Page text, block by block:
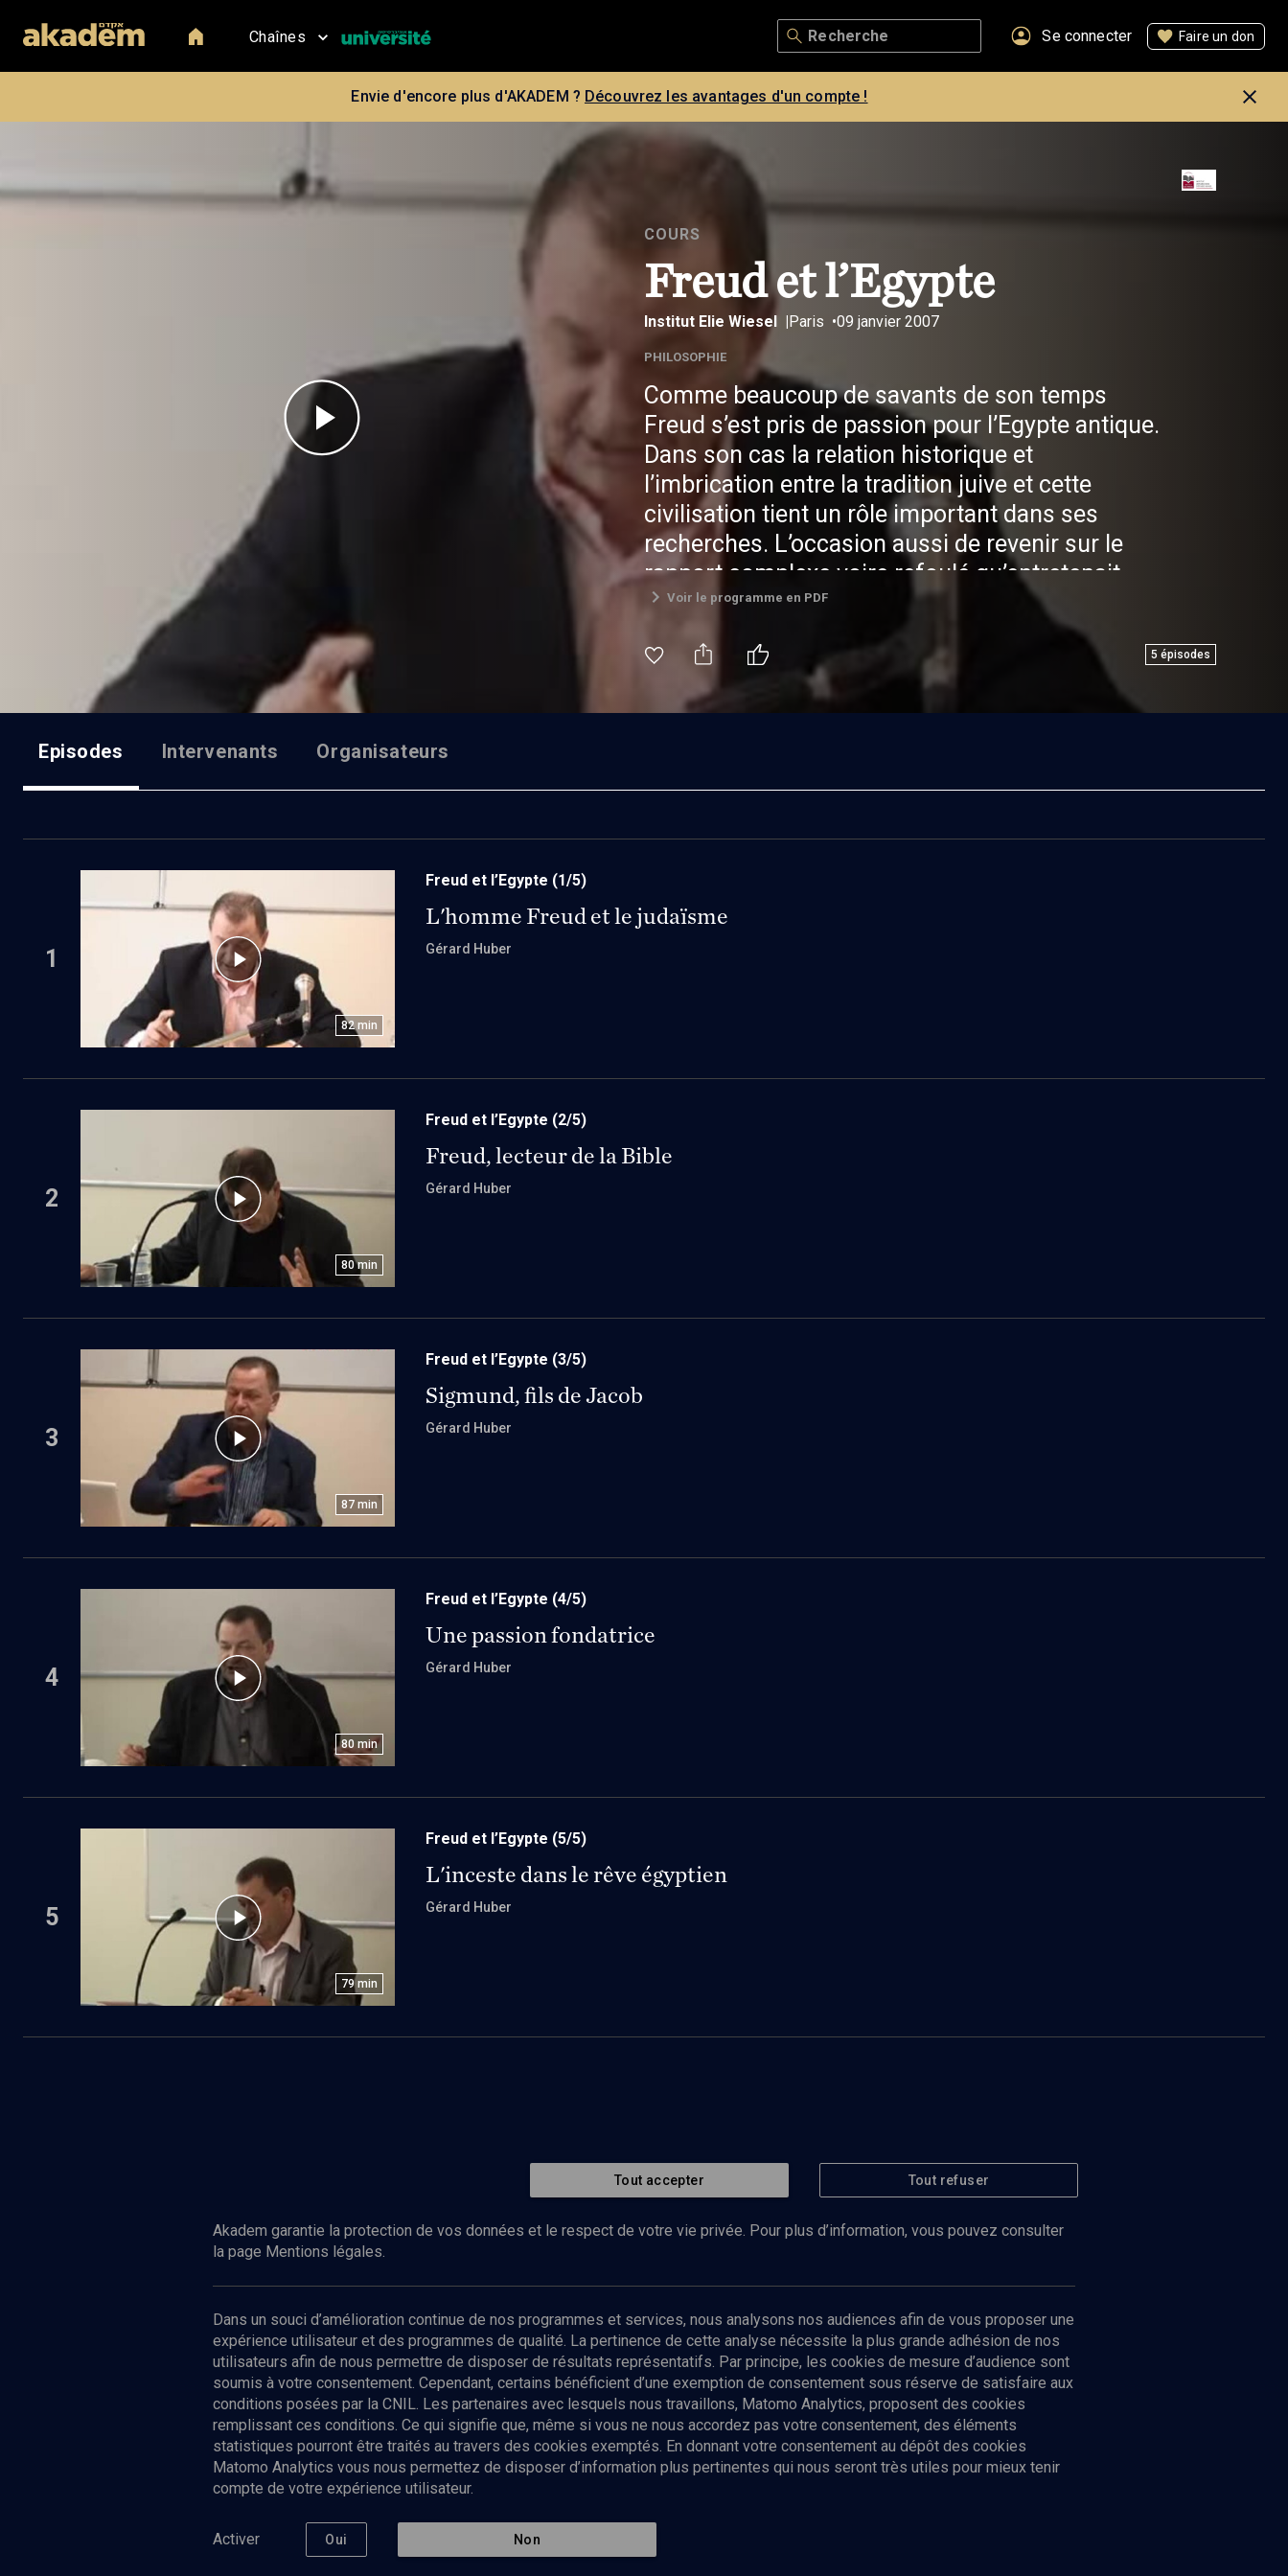
Chaînes Se connecter Faire un don
Envie d'encore plus d'AKADEM ? Découvrez les avantages d'un compte !
COURS
Freud et l’Egypte
Institut Elie Wiesel Paris 09 janvier 2007
PHILOSOPHIE
Comme beaucoup de savants de son temps
Freud s’est pris de passion pour l’Egypte antique.
Dans son cas la relation historique et
l’imbrication entre la tradition juive et cette
civilisation tient un rôle important dans ses
recherches. L’occasion aussi de revenir sur le
rapport complexe voire refoulé qu’entretenait
Freud avec la tradition de ses pères.
Voir le programme en PDF
5 épisodes
Episodes Intervenants Organisateurs
1
82 min
Freud et l’Egypte (1/5)
L'homme Freud et le judaïsme
Gérard Huber
2
80 min
Freud et l’Egypte (2/5)
Freud, lecteur de la Bible
Gérard Huber
3
87 min
Freud et l’Egypte (3/5)
Sigmund, fils de Jacob
Gérard Huber
4
80 min
Freud et l’Egypte (4/5)
Une passion fondatrice
Gérard Huber
5
79 min
Freud et l’Egypte (5/5)
L'inceste dans le rêve égyptien
Gérard Huber
Abonnez-vous à notre newsletter
Envoyer
Nos Chaines
Culture
Politique de protection des données
Tout accepter Tout refuser
Akadem garantie la protection de vos données et le respect de votre vie privée. Pour plus d’information, vous pouvez consulter
la page Mentions légales.
Dans un souci d’amélioration continue de nos programmes et services, nous analysons nos audiences afin de vous proposer une
expérience utilisateur et des programmes de qualité. La pertinence de cette analyse nécessite la plus grande adhésion de nos
utilisateurs afin de nous permettre de disposer de résultats représentatifs. Par principe, les cookies de mesure d’audience sont
soumis à votre consentement. Cependant, certains bénéficient d’une exemption de consentement sous réserve de satisfaire aux
conditions posées par la CNIL. Les partenaires avec lesquels nous travaillons, Matomo Analytics, proposent des cookies
remplissant ces conditions. Ce qui signifie que, même si vous ne nous accordez pas votre consentement, des éléments
statistiques pourront être traités au travers des cookies exemptés. En donnant votre consentement au dépôt des cookies
Matomo Analytics vous nous permettez de disposer d’information plus pertinentes qui nous seront très utiles pour mieux tenir
compte de votre expérience utilisateur.
Activer Oui Non